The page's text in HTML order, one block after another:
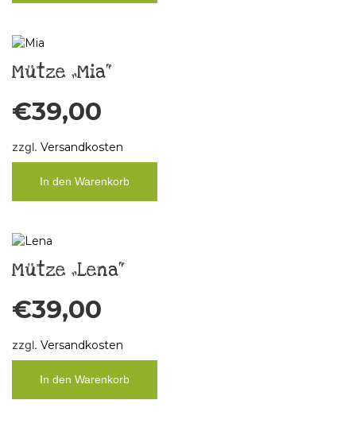
Mütze „Mia“
€39,00
zzgl. Versandkosten
In den Warenkorb
Mütze „Lena“
€39,00
zzgl. Versandkosten
In den Warenkorb